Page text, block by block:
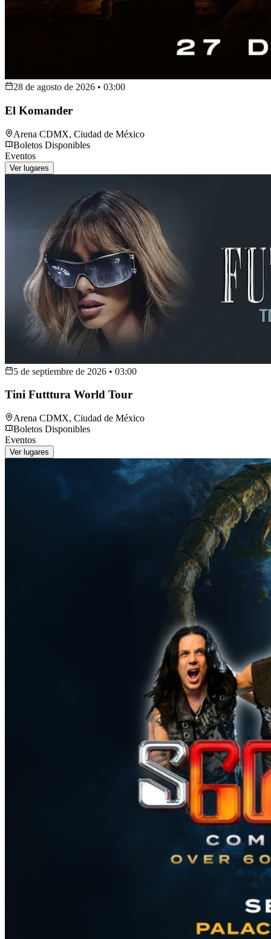
28 de agosto de 2026 • 03:00
El Komander
Arena CDMX, Ciudad de México
Boletos Disponibles
Eventos
Ver lugares
5 de septiembre de 2026 • 03:00
Tini Futttura World Tour
Arena CDMX, Ciudad de México
Boletos Disponibles
Eventos
Ver lugares